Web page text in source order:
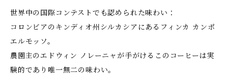
世界中の国際コンテストでも認められた味わい：
コロンビアのキンディオ州シルカシアにあるフィンカ カンポ
エルモッソ。
農園主のエドウィン ノレーニャが手がけるこのコーヒーは実
験的であり唯一無二の味わい。